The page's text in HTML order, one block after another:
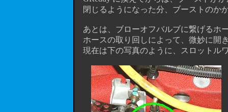
閉じるようになった分、ブーストのか
あとは、ブローオフバルブに繋げるホ
ホースの取り回しによって、微妙に開
現在は下の写真のように、スロットル